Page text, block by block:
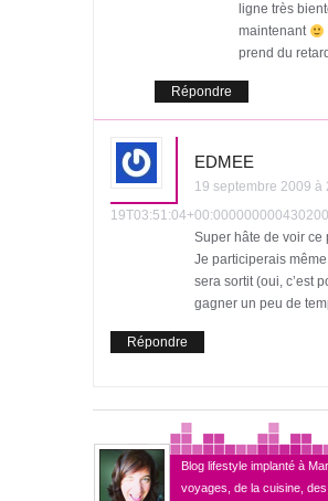
ligne très
maintenant
prend du
Répondre
EDMEE
19 septembre 2009 à
Super hâte de voir ce
Je participerais même
sera sortit (oui, c’est
gagner un peu de
Répondre
Blog lifestyle implanté à
voyages, de la cuisine, des